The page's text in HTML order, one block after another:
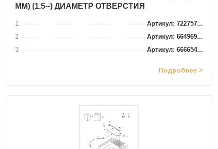
ММ) (1.5--) ДИАМЕТР ОТВЕРСТИЯ
1
Артикул: 722757...
2
Артикул: 664969...
3
Артикул: 666654...
Подробнее >